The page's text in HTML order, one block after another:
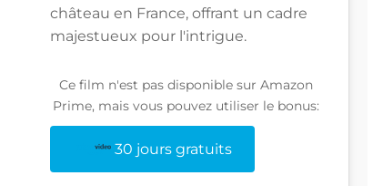
château en France, offrant un cadre
majestueux pour l'intrigue.
Ce film n'est pas disponible sur Amazon
Prime, mais vous pouvez utiliser le bonus:
30 jours gratuits